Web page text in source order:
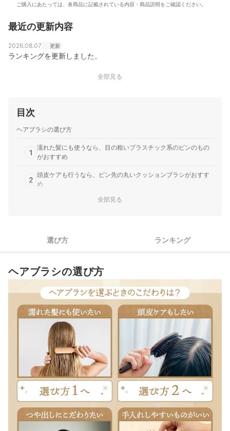
ご購入にあたっては、各商品に記載されている内容・商品説明をご確認ください。
最近の更新内容
2026.08.07 更新
ランキングを更新しました。
全部見る
目次
ヘアブラシの選び方
1
濡れた髪にも使うなら、目の粗いプラスチック系のピンのもの
がおすすめ
2
頭皮ケアも行うなら、ピン先の丸いクッションブラシがおすす
め
髪の表面のつや出しによりこだわるなら、目の細かい豚毛も選
ものがおすすめ
豚毛ヘアブラシの売れ筋ランキングもチェック！
全部見る
選び方 ランキング
ヘアブラシの選び方